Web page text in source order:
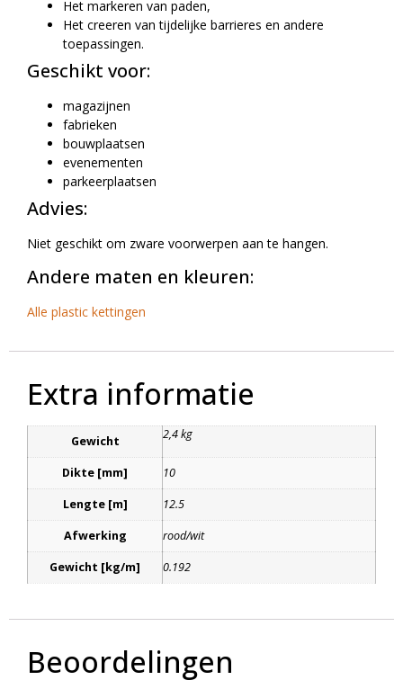
Het markeren van paden,
Het creeren van tijdelijke barrieres en andere
toepassingen.
Geschikt voor:
magazijnen
fabrieken
bouwplaatsen
evenementen
parkeerplaatsen
Advies:
Niet geschikt om zware voorwerpen aan te hangen.
Andere maten en kleuren:
Alle plastic kettingen
Extra informatie
Gewicht 2,4 kg
Dikte [mm] 10
Lengte [m] 12.5
Afwerking rood/wit
Gewicht [kg/m] 0.192
Beoordelingen